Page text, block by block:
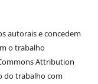
autorais e concedem
o trabalho
Attribution
do trabalho com